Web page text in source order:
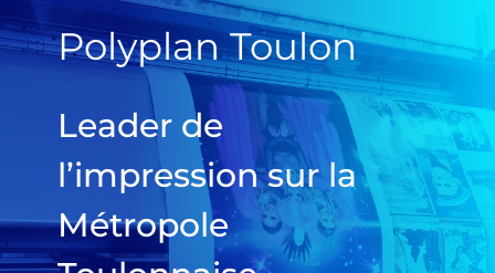
Polyplan Toulon
Leader de
l’impression sur la
Métropole